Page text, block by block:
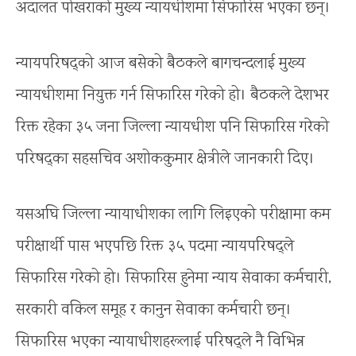
अदालत पोखराको मुख्य न्यायधीशमा सिफारिस भएका छन्।
न्यायपरिषद्को आज बसेको बैठकले बागचन्दलाई मुख्य
न्यायधीशमा नियुक्त गर्न सिफारिस गरेको हो। बैठकले देशभर
रिक्त रहेका ३५ जना जिल्ला न्यायधीश पनि सिफारिस गरेको
परिषद्का सहसचिव अशोककुमार क्षेत्रीले जानकारी दिए।
यसअघि जिल्ला न्यायाधीशका लागि लिइएको परीक्षामा कम
परीक्षार्थी पास भएपछि रिक्त ३५ पदमा न्यायपरिषद्ले
सिफारिस गरेको हो। सिफारिस हुनेमा न्याय सेवाका कर्मचारी,
सरकारी वकिल समूह र कानुन सेवाका कर्मचारी छन्।
सिफारिस भएका न्यायाधीशहरूलाई परिषद्ले नै विभिन्न